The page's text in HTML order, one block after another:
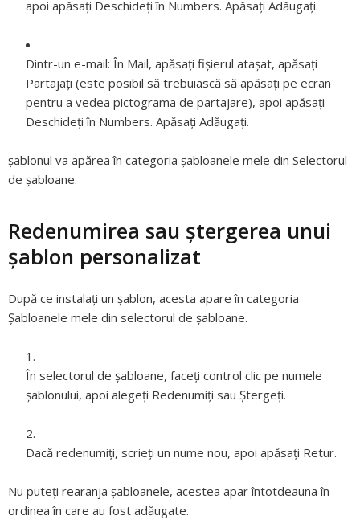
apoi apăsați Deschideți în Numbers. Apăsați Adăugați.
Dintr-un e-mail: În Mail, apăsați fișierul atașat, apăsați
Partajați (este posibil să trebuiască să apăsați pe ecran
pentru a vedea pictograma de partajare), apoi apăsați
Deschideți în Numbers. Apăsați Adăugați.
șablonul va apărea în categoria șabloanele mele din Selectorul
de șabloane.
Redenumirea sau ştergerea unui
şablon personalizat
După ce instalați un șablon, acesta apare în categoria
Șabloanele mele din selectorul de șabloane.
În selectorul de şabloane, faceţi control clic pe numele
şablonului, apoi alegeţi Redenumiţi sau Ştergeţi.
Dacă redenumiţi, scrieţi un nume nou, apoi apăsaţi Retur.
Nu puteţi rearanja şabloanele, acestea apar întotdeauna în
ordinea în care au fost adăugate.